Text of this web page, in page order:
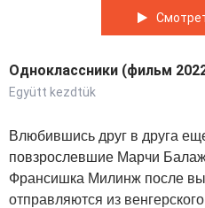
Одноклассники (фильм
Együtt kezdtük
Влюбившись друг в друга
повзрослевшие Марчи
Франсишка Милинж после
отправляются из